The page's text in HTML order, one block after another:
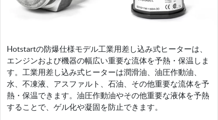
Hotstartの防爆仕様モデル工業用差し込み式ヒーターは、
エンジンおよび機器の幅広い重要な流体を予熱・保温しま
す。工業用差し込み式ヒーターは潤滑油、油圧作動油、
水、不凍液、アスファルト、石油、その他重要な流体を予
熱・保温できます。油圧作動油やその他重要な液体を予熱
することで、ゲル化や凝固を防止できます。